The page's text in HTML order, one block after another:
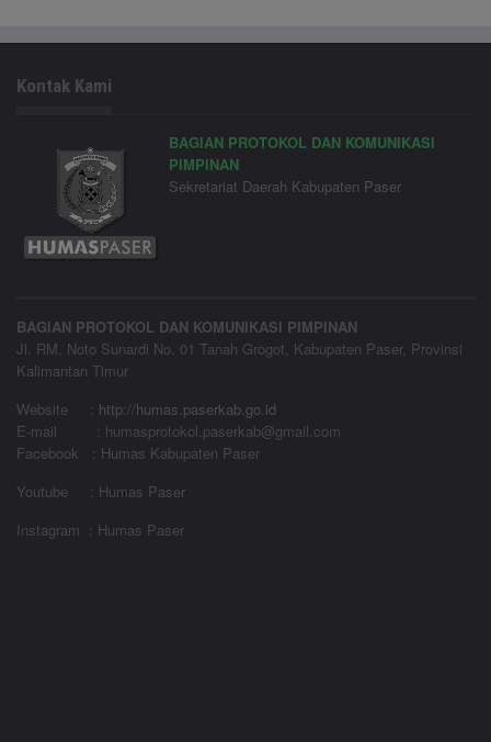
Kontak Kami
BAGIAN PROTOKOL DAN KOMUNIKASI
PIMPINAN
Sekretariat Daerah Kabupaten Paser
BAGIAN PROTOKOL DAN KOMUNIKASI PIMPINAN
Jl. RM. Noto Sunardi No. 01 Tanah Grogot, Kabupaten Paser, Provinsi
Kalimantan Timur
Website
: http://humas.paserkab.go.id
E-mail : humasprotokol.paserkab@gmail.com
Facebook : Humas Kabupaten Paser
Youtube : Humas Paser
Instagram : Humas Paser